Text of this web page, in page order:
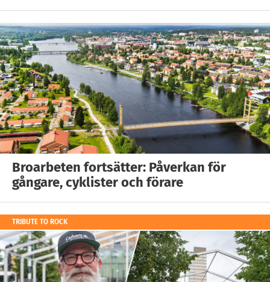
Broarbeten fortsätter: Påverkan för
gångare, cyklister och förare
TRIBUTE TO ROCK